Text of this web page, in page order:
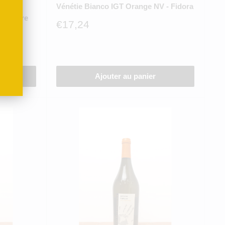
Vénétie Bianco IGT Orange NV - Fidora
Prix
€17,24
Ajouter au panier